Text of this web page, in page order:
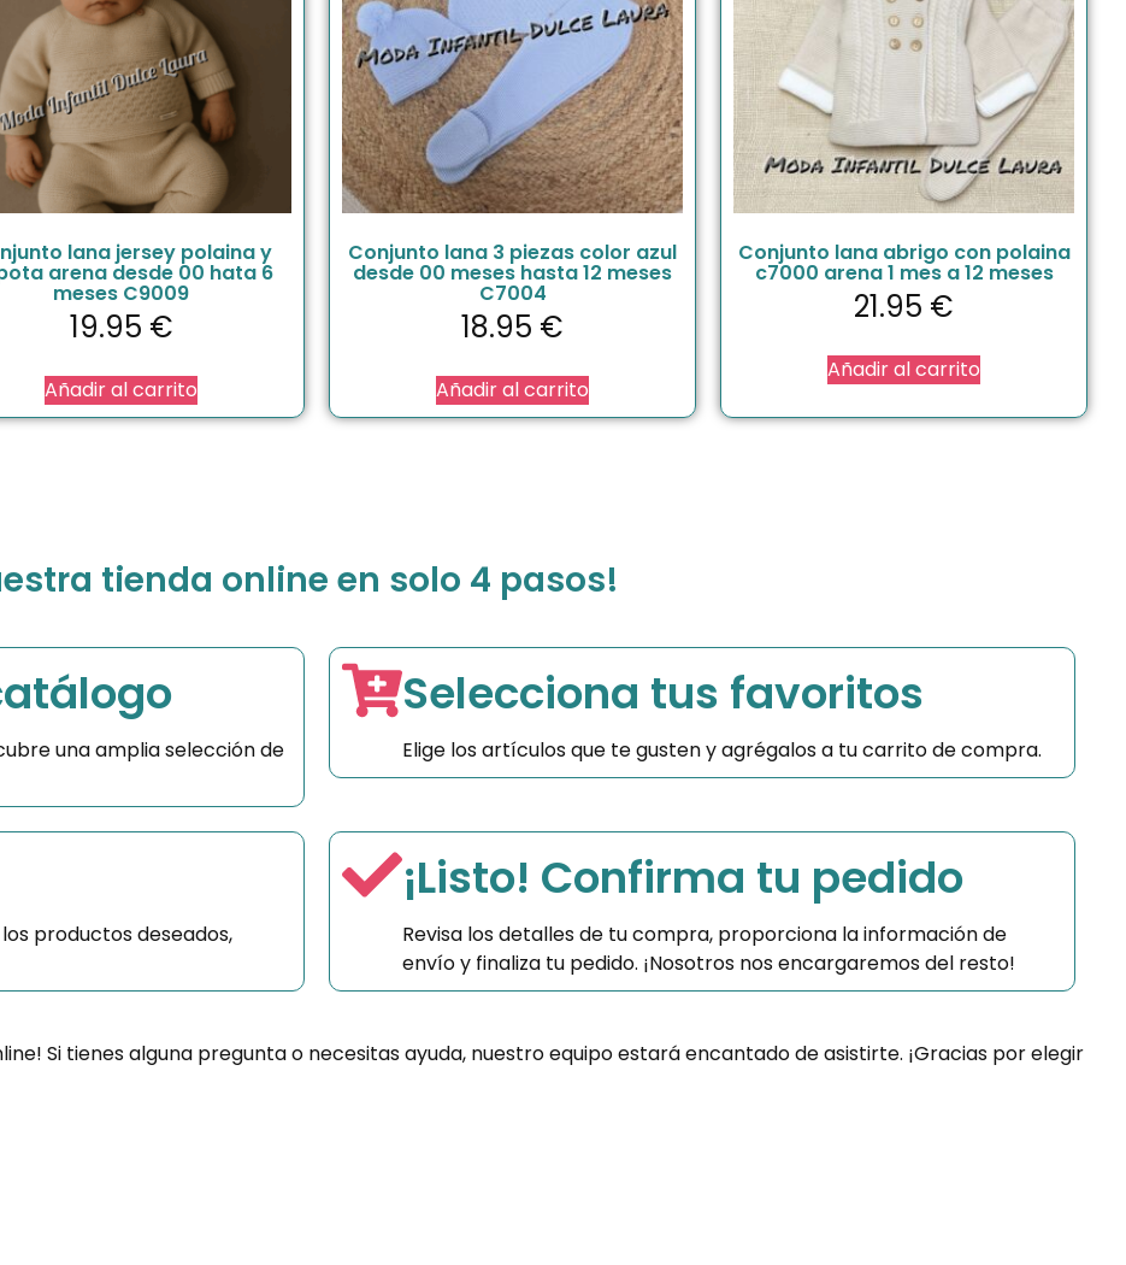
lana jersey polaina y
arena desde 00 hata 6
meses C9009
19.95 €
Añadir al carrito
Conjunto lana 3 piezas color azul
desde 00 meses hasta 12 meses
C7004
18.95 €
Añadir al carrito
Conjunto lana abrigo con polaina
c7000 arena 1 mes a 12 meses
21.95 €
Añadir al carrito
tienda online en solo 4 pasos!
una amplia selección de
Selecciona tus favoritos
Elige los artículos que te gusten y agrégalos a tu carrito de compra.
productos deseados,
¡Listo! Confirma tu pedido
Revisa los detalles de tu compra, proporciona la información de
envío y finaliza tu pedido. ¡Nosotros nos encargaremos del resto!
Si tienes alguna pregunta o necesitas ayuda, nuestro equipo estará encantado de asistirte. ¡Gracias por elegir